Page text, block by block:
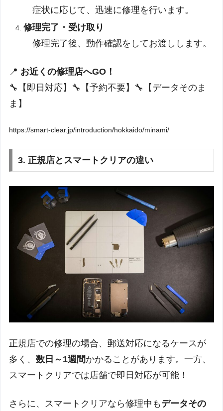
症状に応じて、迅速に修理を行います。
修理完了・受け取り
修理完了後、動作確認をしてお渡しします。
📍 お近くの修理店へGO！
🔧【即日対応】🔧【予約不要】🔧【データそのま
ま】
https://smart-clear.jp/introduction/hokkaido/minami/
3.正規店とスマートクリアの違い
正規店での修理の場合、郵送対応になるケースが
多く、数日～1週間かかることがあります。一方、
スマートクリアでは店舗で即日対応が可能！
さらに、スマートクリアなら修理中も データその